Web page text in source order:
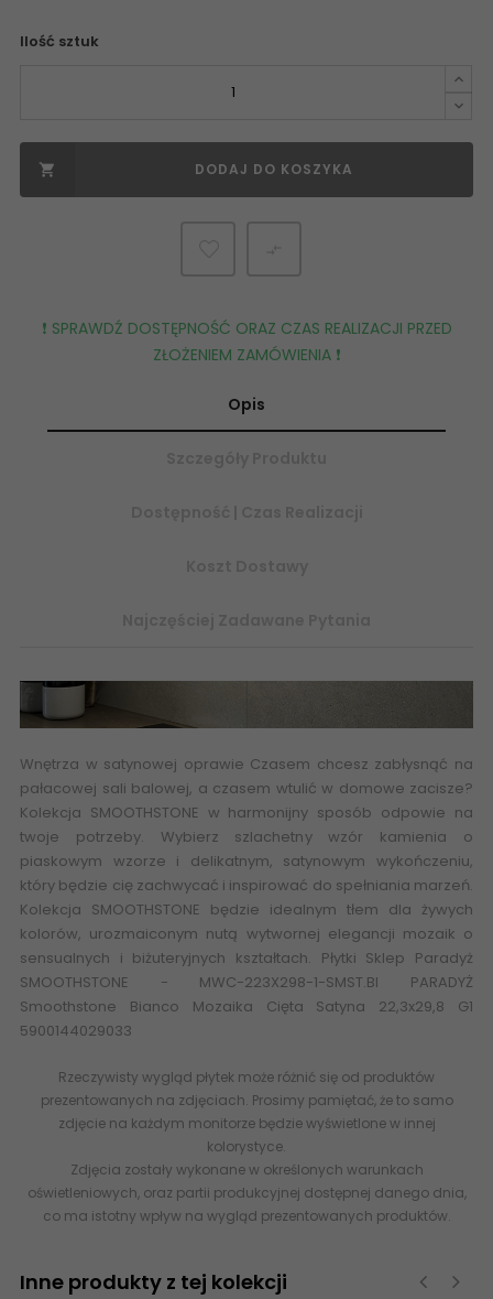
Ilość sztuk
 DODAJ DO KOSZYKA
❗️ SPRAWDŹ DOSTĘPNOŚĆ ORAZ CZAS REALIZACJI PRZED
ZŁOŻENIEM ZAMÓWIENIA ❗️
Opis
Wnętrza w satynowej oprawie Czasem chcesz zabłysnąć na
pałacowej sali balowej, a czasem wtulić w domowe zacisze?
Kolekcja SMOOTHSTONE w harmonijny sposób odpowie na
twoje potrzeby. Wybierz szlachetny wzór kamienia o
piaskowym wzorze i delikatnym, satynowym wykończeniu,
który będzie cię zachwycać i inspirować do spełniania marzeń.
Kolekcja SMOOTHSTONE będzie idealnym tłem dla żywych
kolorów, urozmaiconym nutą wytwornej elegancji mozaik o
sensualnych i biżuteryjnych kształtach. Płytki Sklep Paradyż
SMOOTHSTONE - MWC-223X298-1-SMST.BI PARADYŻ
Smoothstone Bianco Mozaika Cięta Satyna 22,3x29,8 G1
5900144029033
Rzeczywisty wygląd płytek może różnić się od produktów
prezentowanych na zdjęciach. Prosimy pamiętać, że to samo
zdjęcie na każdym monitorze będzie wyświetlone w innej
kolorystyce.
Zdjęcia zostały wykonane w określonych warunkach
oświetleniowych, oraz partii produkcyjnej dostępnej danego dnia,
co ma istotny wpływ na wygląd prezentowanych produktów.
Inne produkty z tej kolekcji